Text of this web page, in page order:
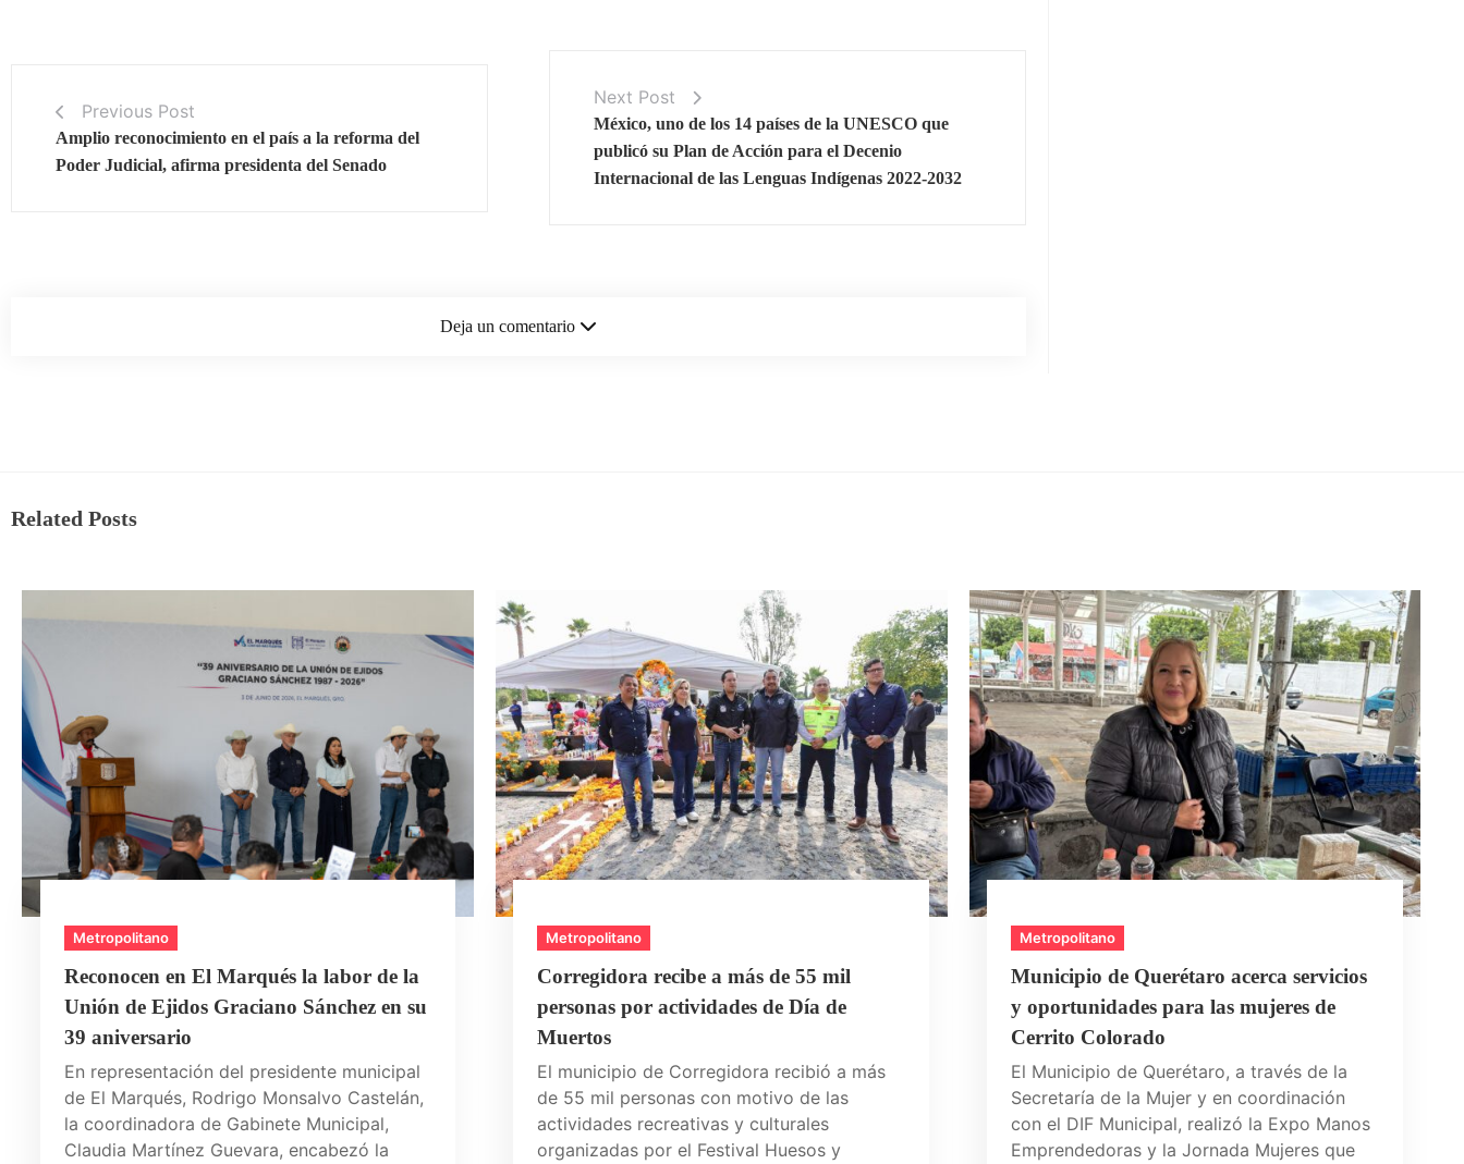
Previous Post
Amplio reconocimiento en el país a la reforma del
Poder Judicial, afirma presidenta del Senado
Next Post
México, uno de los 14 países de la UNESCO que
publicó su Plan de Acción para el Decenio
Internacional de las Lenguas Indígenas 2022-2032
Deja un comentario
Related Posts
Metropolitano
Reconocen en El Marqués la labor de la
Unión de Ejidos Graciano Sánchez en su
39 aniversario
En representación del presidente municipal
de El Marqués, Rodrigo Monsalvo Castelán,
la coordinadora de Gabinete Municipal,
Claudia Martínez Guevara, encabezó la
Metropolitano
Corregidora recibe a más de 55 mil
personas por actividades de Día de
Muertos
El municipio de Corregidora recibió a más
de 55 mil personas con motivo de las
actividades recreativas y culturales
organizadas por el Festival Huesos y
Metropolitano
Municipio de Querétaro acerca servicios
y oportunidades para las mujeres de
Cerrito Colorado
El Municipio de Querétaro, a través de la
Secretaría de la Mujer y en coordinación
con el DIF Municipal, realizó la Expo Manos
Emprendedoras y la Jornada Mujeres que